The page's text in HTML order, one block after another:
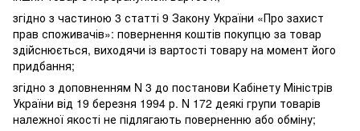
згідно з частиною 3 статті 9 Закону України «Про захист
прав споживачів»: повернення коштів покупцю за товар
здійснюється, виходячи із вартості товару на момент його
придбання;
згідно з доповненням N 3 до постанови Кабінету Міністрів
України від 19 березня 1994 р. N 172 деякі групи товарів
належної якості не підлягають поверненню або обміну;